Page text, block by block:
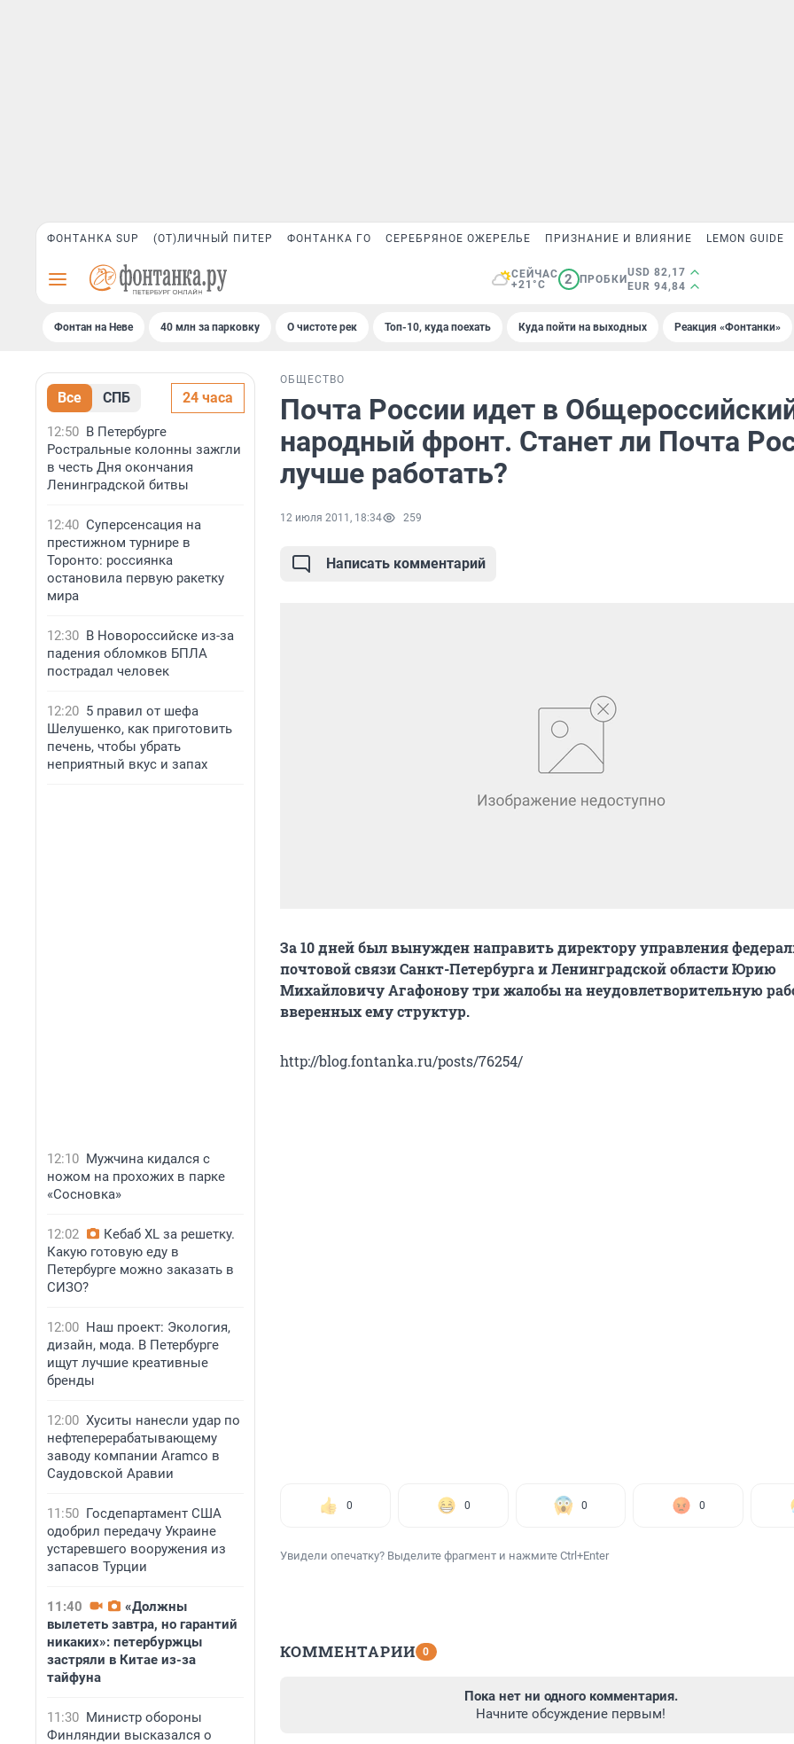
ФОНТАНКА SUP (ОТ)ЛИЧНЫЙ ПИТЕР ФОНТАНКА ГО СЕРЕБРЯНОЕ ОЖЕРЕЛЬЕ ПРИЗНАНИЕ И ВЛИЯНИЕ LEMON GUIDE
СЕЙЧАС
+21°C
2 ПРОБКИ
USD 82,17
EUR 94,84
Фонтан на Неве 40 млн за парковку О чистоте рек Топ-10, куда поехать Куда пойти на выходных Реакция «Фонтанки»
Все СПБ 24 часа
12:50 В Петербурге
Ростральные колонны зажгли
в честь Дня окончания
Ленинградской битвы
12:40 Суперсенсация на
престижном турнире в
Торонто: россиянка
остановила первую ракетку
мира
12:30 В Новороссийске из-за
падения обломков БПЛА
пострадал человек
12:20 5 правил от шефа
Шелушенко, как приготовить
печень, чтобы убрать
неприятный вкус и запах
12:10 Мужчина кидался с
ножом на прохожих в парке
«Сосновка»
12:02
Кебаб XL за решетку.
Какую готовую еду в
Петербурге можно заказать в
СИЗО?
12:00 Наш проект: Экология,
дизайн, мода. В Петербурге
ищут лучшие креативные
бренды
12:00 Хуситы нанесли удар по
нефтеперерабатывающему
заводу компании Aramco в
Саудовской Аравии
11:50 Госдепартамент США
одобрил передачу Украине
устаревшего вооружения из
запасов Турции
11:40
«Должны
вылететь завтра, но гарантий
никаких»: петербуржцы
застряли в Китае из-за
тайфуна
11:30 Министр обороны
Финляндии высказался о
ОБЩЕСТВО
Почта России идет в
народный фронт. Станет ли Почта
лучше работать?
12 июля 2011, 18:34 259
Написать комментарий
За 10 дней был вынужден направить директору управления
почтовой связи Санкт-Петербурга и Ленинградской области Юрию
Михайловичу Агафонову три жалобы на неудовлетворительную
вверенных ему структур.
http://blog.fontanka.ru/posts/76254/
0 0 0 0
Увидели опечатку? Выделите фрагмент и нажмите Ctrl+Enter
КОММЕНТАРИИ 0
Пока нет ни одного комментария.
Начните обсуждение первым!